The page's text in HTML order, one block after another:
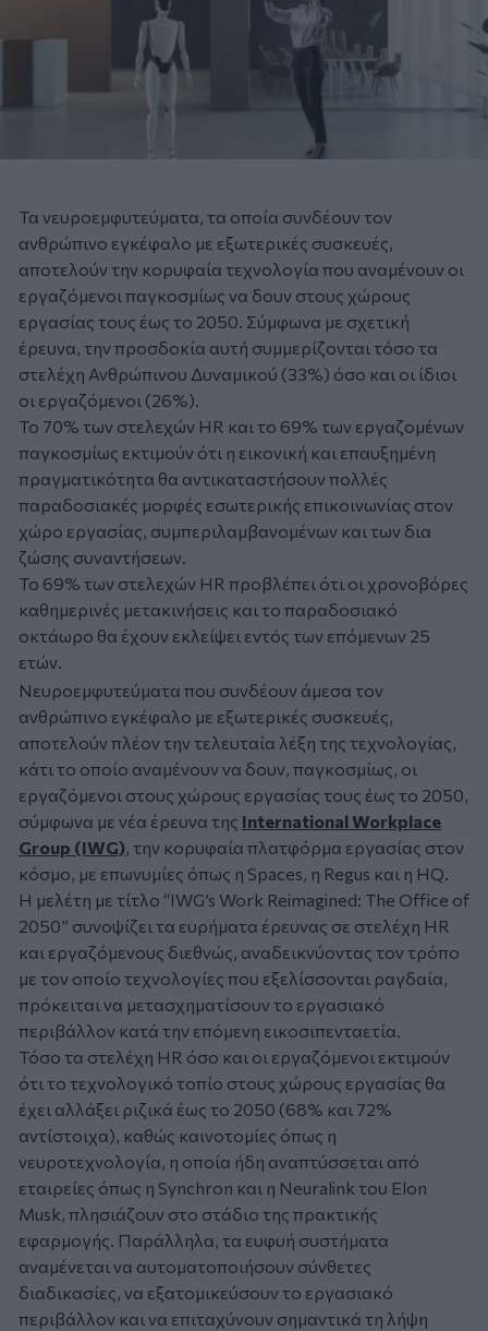
Τα νευροεμφυτεύματα, τα οποία συνδέουν τον
ανθρώπινο εγκέφαλο με εξωτερικές συσκευές,
αποτελούν την κορυφαία τεχνολογία που αναμένουν οι
εργαζόμενοι παγκοσμίως να δουν στους χώρους
εργασίας τους έως το 2050. Σύμφωνα με σχετική
έρευνα, την προσδοκία αυτή συμμερίζονται τόσο τα
στελέχη Ανθρώπινου Δυναμικού (33%) όσο και οι ίδιοι
οι εργαζόμενοι (26%).
Το 70% των στελεχών HR και το 69% των εργαζομένων
παγκοσμίως εκτιμούν ότι η εικονική και επαυξημένη
πραγματικότητα θα αντικαταστήσουν πολλές
παραδοσιακές μορφές εσωτερικής επικοινωνίας στον
χώρο εργασίας, συμπεριλαμβανομένων και των δια
ζώσης συναντήσεων.
Το 69% των στελεχών HR προβλέπει ότι οι χρονοβόρες
καθημερινές μετακινήσεις και το παραδοσιακό
οκτάωρο θα έχουν εκλείψει εντός των επόμενων 25
ετών.
Νευροεμφυτεύματα που συνδέουν άμεσα τον
ανθρώπινο εγκέφαλο με εξωτερικές συσκευές,
αποτελούν πλέον την τελευταία λέξη της τεχνολογίας,
κάτι το οποίο αναμένουν να δουν, παγκοσμίως, οι
εργαζόμενοι στους χώρους εργασίας τους έως το 2050,
σύμφωνα με νέα έρευνα της International Workplace
Group (IWG), την κορυφαία πλατφόρμα εργασίας στον
κόσμο, με επωνυμίες όπως η Spaces, η Regus και η HQ.
Η μελέτη με τίτλο “IWG’s Work Reimagined: The Office of
2050” συνοψίζει τα ευρήματα έρευνας σε στελέχη HR
και εργαζόμενους διεθνώς, αναδεικνύοντας τον τρόπο
με τον οποίο τεχνολογίες που εξελίσσονται ραγδαία,
πρόκειται να μετασχηματίσουν το εργασιακό
περιβάλλον κατά την επόμενη εικοσιπενταετία.
Τόσο τα στελέχη HR όσο και οι εργαζόμενοι εκτιμούν
ότι το τεχνολογικό τοπίο στους χώρους εργασίας θα
έχει αλλάξει ριζικά έως το 2050 (68% και 72%
αντίστοιχα), καθώς καινοτομίες όπως η
νευροτεχνολογία, η οποία ήδη αναπτύσσεται από
εταιρείες όπως η Synchron και η Neuralink του Elon
Musk, πλησιάζουν στο στάδιο της πρακτικής
εφαρμογής. Παράλληλα, τα ευφυή συστήματα
αναμένεται να αυτοματοποιήσουν σύνθετες
διαδικασίες, να εξατομικεύσουν το εργασιακό
περιβάλλον και να επιταχύνουν σημαντικά τη λήψη